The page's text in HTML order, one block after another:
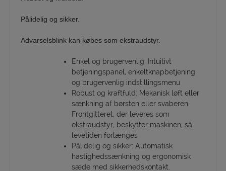
Pålidelig og sikker.
Advarselsblink kan købes som ekstraudstyr.
Enkel og brugervenlig: Intuitivt
betjeningspanel, enkeltknapbetjening
og brugervenlig indstillingsmenu
Robust og kraftfuld: Mekanisk løft eller
sænkning af børsten eller svaberen.
Frontgitteret, der leveres som
ekstraudstyr, beskytter maskinen, så
levetiden forlænges
Pålidelig og sikker: Automatisk
hastighedssænkning og ergonomisk
sæde med sikkerhedskontakt.